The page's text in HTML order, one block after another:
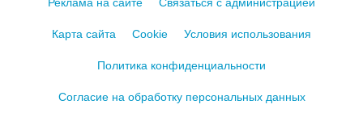
Карта сайта Cookie Условия использования
Политика конфиденциальности
Согласие на обработку персональных данных